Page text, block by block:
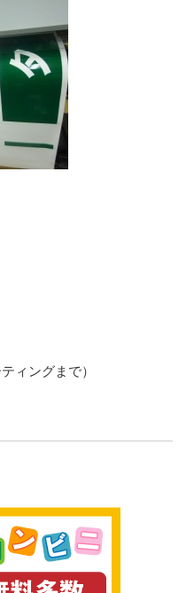
ィングまで）